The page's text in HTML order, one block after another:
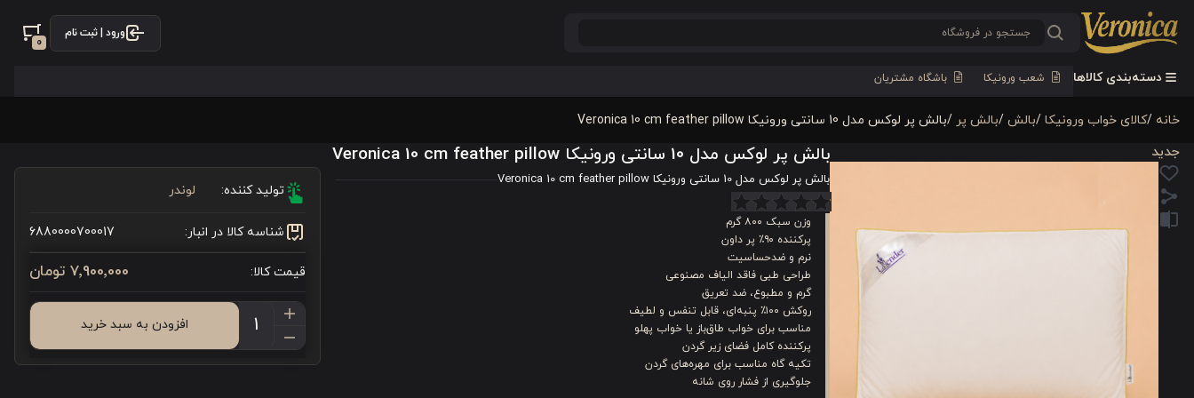
ورود | ثبت نام
0
دسته‌بندی کالاها شعب ورونیکا باشگاه مشتریان
خانه /کالای خواب ورونیکا /بالش /بالش پر /بالش پر لوکس مدل 10 سانتی ورونیکا Veronica 10 cm feather pillow
جدید بالش پر لوکس مدل 10 سانتی ورونیکا Veronica 10 cm feather pillow
بالش پر لوکس مدل 10 سانتی ورونیکا Veronica 10 cm feather pillow
وزن سبک ۸۰۰ گرم
پرکننده ۹۰٪ پر داون
نرم و ضدحساسیت
طراحی طبی فاقد الیاف مصنوعی
گرم و مطبوع، ضد تعریق
روکش ۱۰۰٪ پنبه‌ای، قابل تنفس و لطیف
مناسب برای خواب طاق‌باز یا خواب پهلو
پرکننده کامل فضای زیر گردن
تکیه گاه مناسب برای مهره‌های گردن
جلوگیری از فشار روی شانه
تولید کننده: لوندر
شناسه کالا در انبار: 6880000700017
قیمت کالا: 7٬900٬000 تومان
افزودن به سبد خرید